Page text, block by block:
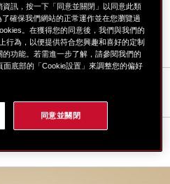
訊，按一下「同意並關閉」以同意此類
確保我們網站的正常運作並在您瀏覽過
。在獲得您的同意後，我們與我們的
行為，以便提供符合您興趣和喜好的定制
功能。若需進一步了解，請參閱我們的
底部的「Cookie設置」來調整您的偏好
同意並關閉